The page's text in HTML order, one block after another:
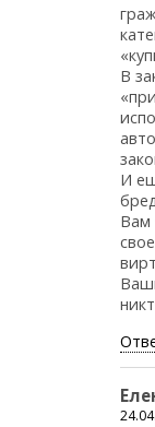
В
И
Вам